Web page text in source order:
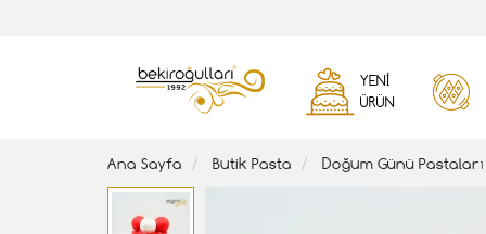
YENI
ÜRÜN
Ana Sayfa Butik Pasta Doğum Günü Pastaları